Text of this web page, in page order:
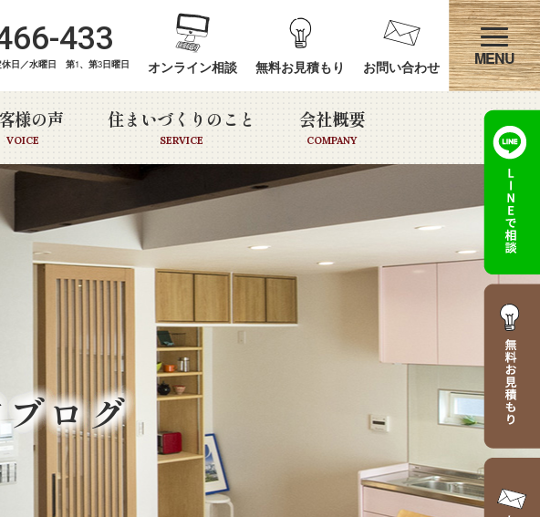
433
休日／水曜日 第1 、第3日曜日 オンライン相談 無料お見積もり お問い合わせ
様の声
VOICE
住まいづくりのこと
SERVICE
会社概要
COMPANY
ログ